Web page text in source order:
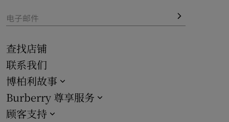
电子邮件
查找店铺
联系我们
博柏利故事
Burberry 尊享服务
顾客支持